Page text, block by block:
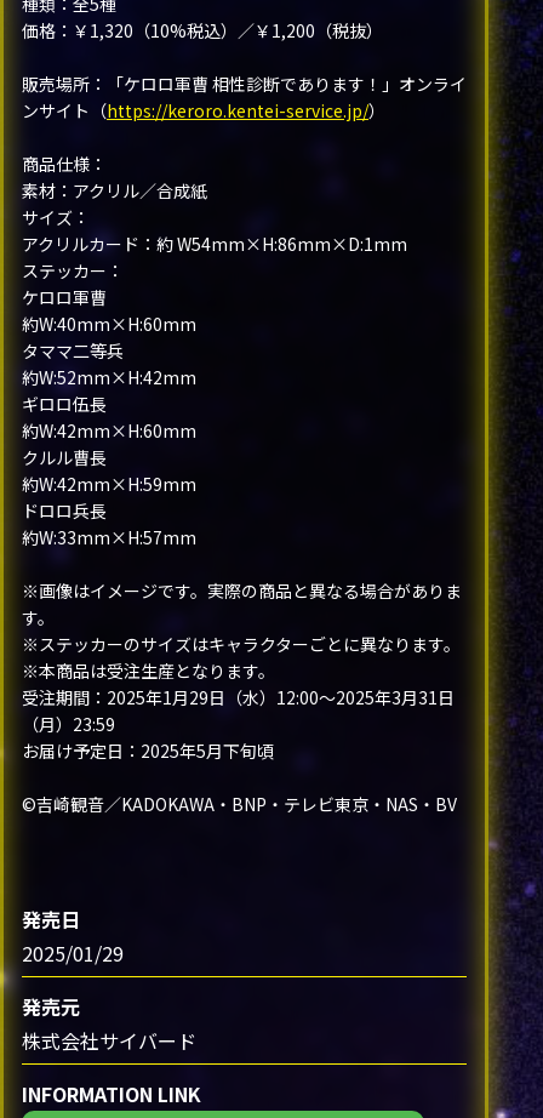
価格：￥1,320（10%税込）／￥1,200（税抜）
販売場所：「ケロロ軍曹 相性診断であります！」オンライ
ンサイト（https://keroro.kentei-service.jp/）
商品仕様：
素材：アクリル／合成紙
サイズ：
アクリルカード：約 W54mm×H:86mm×D:1mm
ステッカー：
ケロロ軍曹
約W:40mm×H:60mm
タママ二等兵
約W:52mm×H:42mm
ギロロ伍長
約W:42mm×H:60mm
クルル曹長
約W:42mm×H:59mm
ドロロ兵長
約W:33mm×H:57mm
※画像はイメージです。実際の商品と異なる場合がありま
す。
※ステッカーのサイズはキャラクターごとに異なります。
※本商品は受注生産となります。
受注期間：2025年1月29日（水）12:00～2025年3月31日
（月）23:59
お届け予定日：2025年5月下旬頃
©吉崎観音／KADOKAWA・BNP・テレビ東京・NAS・BV
発売日
2025/01/29
発売元
株式会社サイバード
INFORMATION LINK